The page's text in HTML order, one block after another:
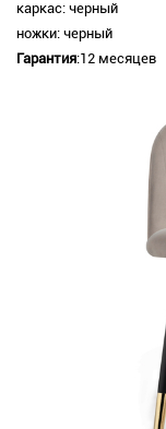
каркас: черный
ножки: черный
Гарантия:12 месяцев